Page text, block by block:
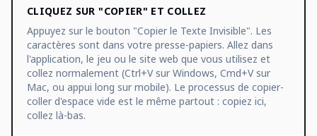
CLIQUEZ SUR "COPIER" ET COLLEZ
Appuyez sur le bouton "Copier le Texte Invisible". Les
caractères sont dans votre presse-papiers. Allez dans
l'application, le jeu ou le site web que vous utilisez et
collez normalement (Ctrl+V sur Windows, Cmd+V sur
Mac, ou appui long sur mobile). Le processus de copier-
coller d'espace vide est le même partout : copiez ici,
collez là-bas.